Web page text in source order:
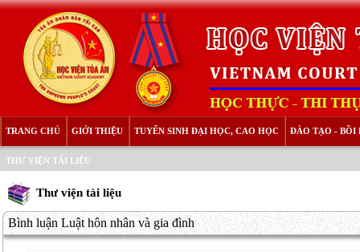
TRANG CHỦ GIỚI THIỆU TUYỂN SINH ĐẠI HỌC, CAO HỌC ĐÀO TẠO - BỒI
THƯ VIỆN TÀI LIỆU
Thư viện tài liệu
Bình luận Luật hôn nhân và gia đình